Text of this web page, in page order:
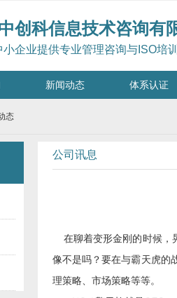
创科信息技术咨询有
小企业提供专业管理咨询与ISO培
新闻动态 体系认证
态
公司讯息
在聊着变形金刚的时候，
像不是吗？要在与霸天虎的
理策略、市场策略等等。